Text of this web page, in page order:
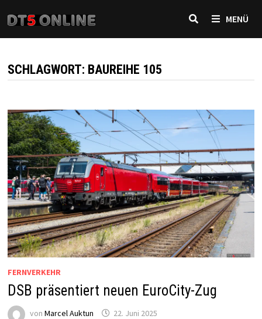
zum
Inhalt
MENÜ
SCHLAGWORT: BAUREIHE 105
FERNVERKEHR
DSB präsentiert neuen EuroCity-Zug
von Marcel Auktun 22. Juni 2025